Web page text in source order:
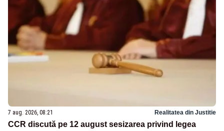
7 aug. 2026, 08:21 Realitatea din Justitie
CCR discută pe 12 august sesizarea privind legea